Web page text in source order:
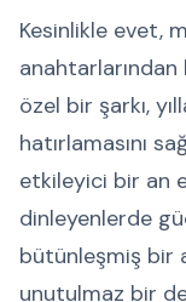
Kesinlikle evet,
anahtarlarından
özel bir şarkı,
hatırlamasını
etkileyici bir an
dinleyenlerde
bütünleşmiş bir
unutulmaz bir